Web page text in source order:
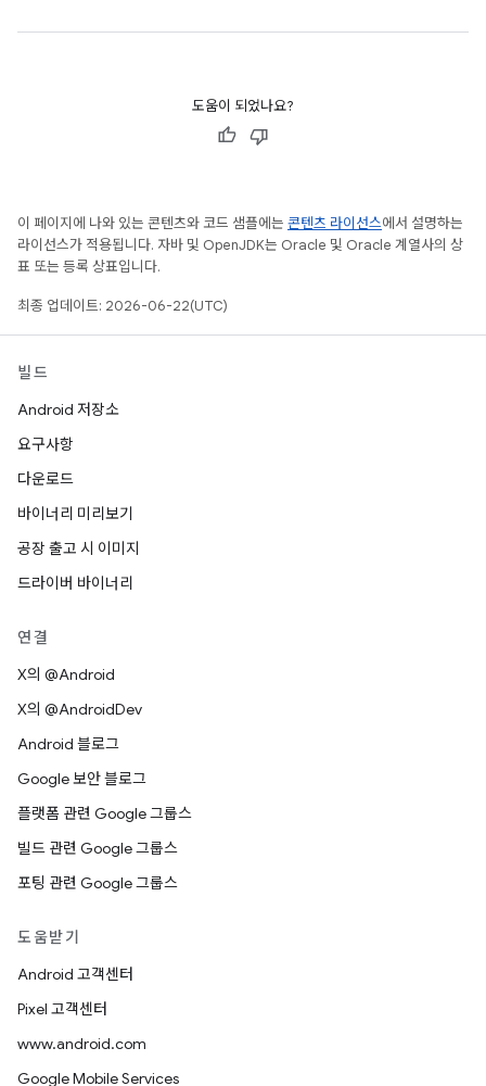
도움이 되었나요?
이 페이지에 나와 있는 콘텐츠와 코드 샘플에는 콘텐츠 라이선스에서 설명하는
라이선스가 적용됩니다. 자바 및 OpenJDK는 Oracle 및 Oracle 계열사의 상
표 또는 등록 상표입니다.
최종 업데이트: 2026-06-22(UTC)
빌드
Android 저장소
요구사항
다운로드
바이너리 미리보기
공장 출고 시 이미지
드라이버 바이너리
연결
X의 @Android
X의 @AndroidDev
Android 블로그
Google 보안 블로그
플랫폼 관련 Google 그룹스
빌드 관련 Google 그룹스
포팅 관련 Google 그룹스
도움받기
Android 고객센터
Pixel 고객센터
www.android.com
Google Mobile Services